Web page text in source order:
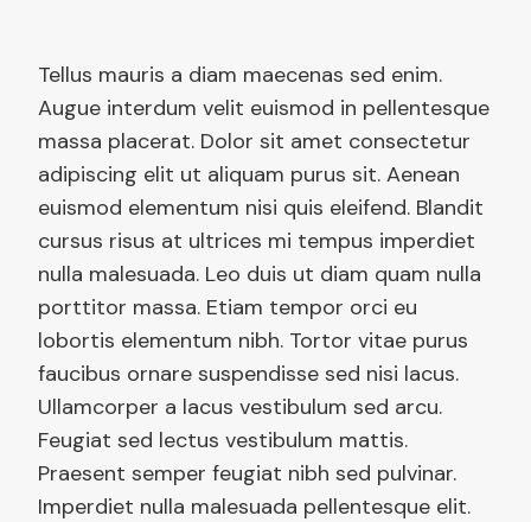
Tellus mauris a diam maecenas sed enim.
Augue interdum velit euismod in pellentesque
massa placerat. Dolor sit amet consectetur
adipiscing elit ut aliquam purus sit. Aenean
euismod elementum nisi quis eleifend. Blandit
cursus risus at ultrices mi tempus imperdiet
nulla malesuada. Leo duis ut diam quam nulla
porttitor massa. Etiam tempor orci eu
lobortis elementum nibh. Tortor vitae purus
faucibus ornare suspendisse sed nisi lacus.
Ullamcorper a lacus vestibulum sed arcu.
Feugiat sed lectus vestibulum mattis.
Praesent semper feugiat nibh sed pulvinar.
Imperdiet nulla malesuada pellentesque elit.